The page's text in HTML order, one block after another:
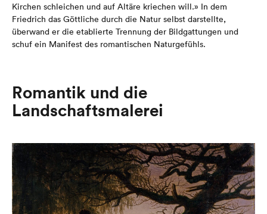
Kirchen schleichen und auf Altäre kriechen will.» In dem
Friedrich das Göttliche durch die Natur selbst darstellte,
überwand er die etablierte Trennung der Bildgattungen und
schuf ein Manifest des romantischen Naturgefühls.
Romantik und die
Landschaftsmalerei